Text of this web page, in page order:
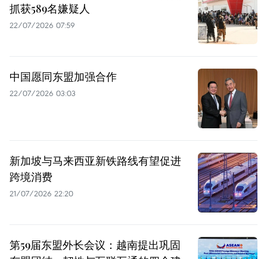
抓获589名嫌疑人
22/07/2026 07:59
中国愿同东盟加强合作
22/07/2026 03:03
新加坡与马来西亚新铁路线有望促进
跨境消费
21/07/2026 22:20
第59届东盟外长会议：越南提出巩固